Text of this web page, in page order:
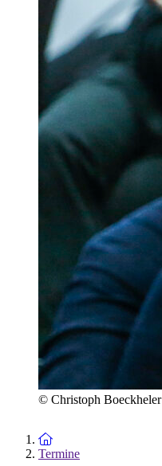
© Christoph Boeckheler
Zur Startseite
Termine